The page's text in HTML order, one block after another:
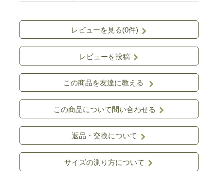
レビューを見る(0件)
レビューを投稿
この商品を友達に教える
この商品について問い合わせる
返品・交換について
サイズの測り方について